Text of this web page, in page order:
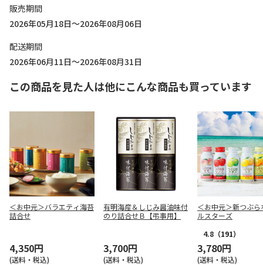
販売期間
2026年05月18日～2026年08月06日
配送期間
2026年06月11日～2026年08月31日
この商品を見た人は他にこんな商品も買っています
＜お中元＞バラエティ海苔
詰合せ
4,350円
(送料・税込)
有明海産＆しじみ醤油味付
のり詰合せＢ【弔事用】
3,700円
(送料・税込)
＜お中元＞新つぶら
ルスターズ
4.8 （191）
3,780円
(送料・税込)